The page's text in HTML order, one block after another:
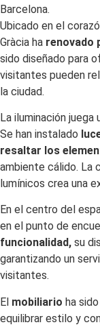
Barcelona.
Ubicado en el
Gràcia ha renovado
sido diseñado para
visitantes pueden
la ciudad.
La iluminación
Se han instalado
resaltar los
ambiente cálido. La
lumínicos crea una
En el centro del
en el punto de
funcionalidad, su
garantizando un
visitantes.
El mobiliario ha
equilibrar estilo y